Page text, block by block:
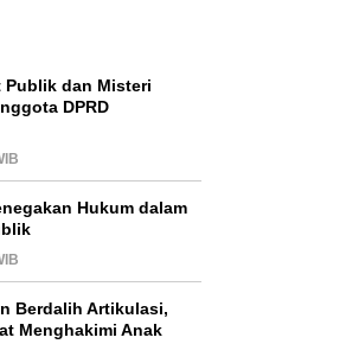
Publik dan Misteri
DPRD
Hukum dalam
Berdalih Artikulasi,
Menghakimi Anak